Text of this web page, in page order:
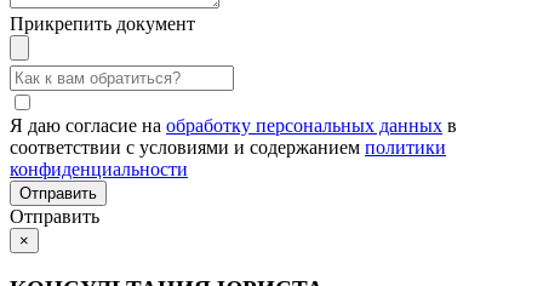
Прикрепить документ
Я даю согласие на обработку персональных данных в
соответствии с условиями и содержанием политики
конфиденциальности
Отправить
×